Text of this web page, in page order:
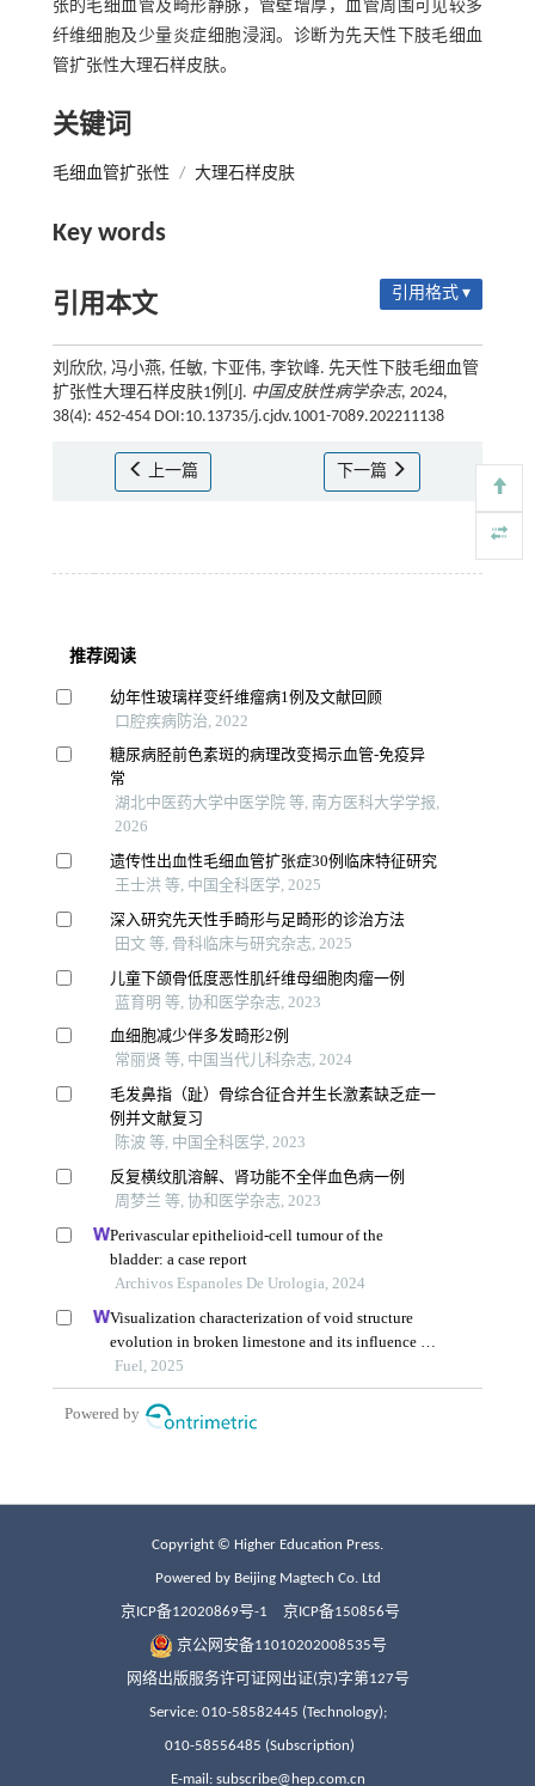
张的毛细血管及畸形静脉，管壁增厚，血管周围可见较多
纤维细胞及少量炎症细胞浸润。诊断为先天性下肢毛细血
管扩张性大理石样皮肤。
关键词
毛细血管扩张性 / 大理石样皮肤
Key words
引用本文 引用格式 ▾
刘欣欣, 冯小燕, 任敏, 卞亚伟, 李钦峰. 先天性下肢毛细血管
扩张性大理石样皮肤1例[J]. 中国皮肤性病学杂志, 2024,
38(4): 452-454 DOI:10.13735/j.cjdv.1001-7089.202211138
上一篇 下一篇
Copyright © Higher Education Press.
Powered by Beijing Magtech Co. Ltd
京ICP备12020869号-1 京ICP备150856号
京公网安备11010202008535号
网络出版服务许可证网出证(京)字第127号
Service: 010-58582445 (Technology);
010-58556485 (Subscription)
E-mail: subscribe@hep.com.cn